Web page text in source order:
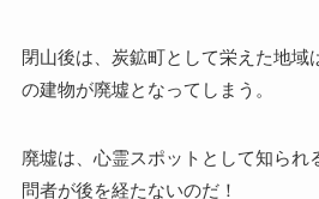
閉山後は、炭鉱町として栄えた地域
の建物が廃墟となってしまう。
廃墟は、心霊スポットとして知られ
問者が後を経たないのだ！